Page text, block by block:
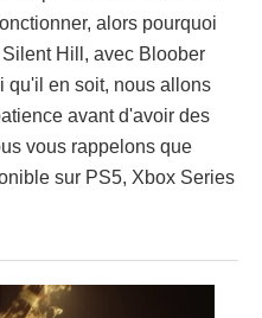
alors pourquoi
Hill, avec Bloober
qu'il en soit, nous allons
avant d'avoir des
vous rappelons que
sur PS5, Xbox Series